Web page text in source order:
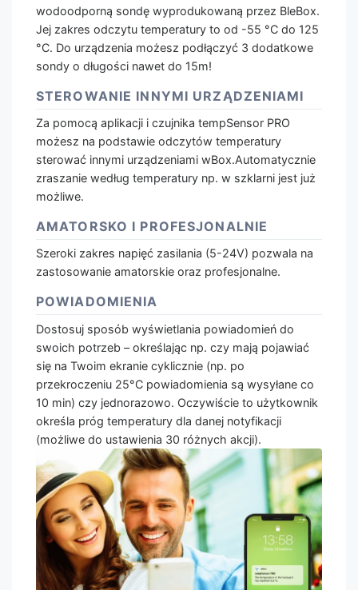
wodoodporną sondę wyprodukowaną przez BleBox.
Jej zakres odczytu temperatury to od -55 °C do 125
°C. Do urządzenia możesz podłączyć 3 dodatkowe
sondy o długości nawet do 15m!
STEROWANIE INNYMI URZĄDZENIAMI
Za pomocą aplikacji i czujnika tempSensor PRO
możesz na podstawie odczytów temperatury
sterować innymi urządzeniami wBox.Automatycznie
zraszanie według temperatury np. w szklarni jest już
możliwe.
AMATORSKO I PROFESJONALNIE
Szeroki zakres napięć zasilania (5-24V) pozwala na
zastosowanie amatorskie oraz profesjonalne.
POWIADOMIENIA
Dostosuj sposób wyświetlania powiadomień do
swoich potrzeb – określając np. czy mają pojawiać
się na Twoim ekranie cyklicznie (np. po
przekroczeniu 25°C powiadomienia są wysyłane co
10 min) czy jednorazowo. Oczywiście to użytkownik
określa próg temperatury dla danej notyfikacji
(możliwe do ustawienia 30 różnych akcji).